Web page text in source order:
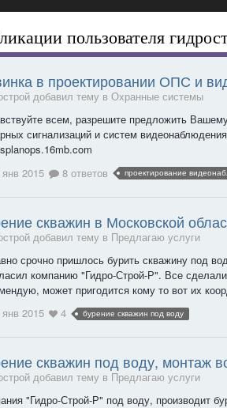
пользователя
в проектировании ОПС и
добавил тему в Охранные системы
всем, разрешите предложить
сигнализаций и систем
янв 2015
8 ответов проектирование
скважин в Московской
добавил тему в Предлагаю услуги
срочно пришлось бурить скважину под
компанию "Гидро-Строй-Р". Все
может пригодится кому то вот их
янв 2015
4 бурение скважин под воду
скважин под воду, монтаж
добавил тему в Предлагаю услуги
"Гидро-Строй-Р" под воду, производит